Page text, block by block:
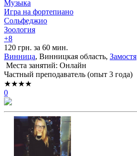
Музыка
Игра на фортепиано
Сольфеджио
Зоология
+8
120 грн. за 60 мин.
Винница, Винницкая область, Замостя
Места занятий: Онлайн
Частный преподаватель (опыт 3 года)
★★★★
0